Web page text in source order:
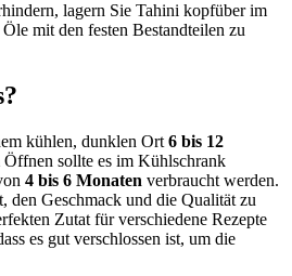
lagern Sie Tahini kopfüber im
mit den festen Bestandteilen zu
kühlen, dunklen Ort 6 bis 12
Öffnen sollte es im Kühlschrank
4 bis 6 Monaten verbraucht werden.
den Geschmack und die Qualität zu
Zutat für verschiedene Rezepte
es gut verschlossen ist, um die